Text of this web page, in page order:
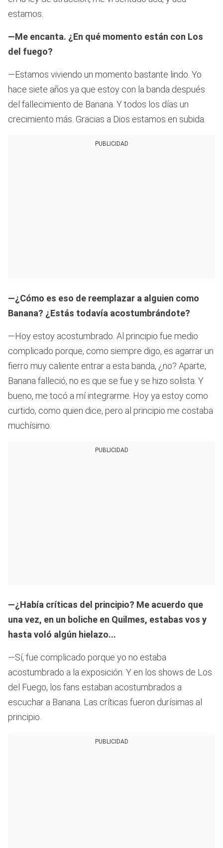
estamos.
—Me encanta. ¿En qué momento están con Los
del fuego?
—Estamos viviendo un momento bastante lindo. Yo
hace siete años ya que estoy con la banda después
del fallecimiento de Banana. Y todos los días un
crecimiento más. Gracias a Dios estamos en subida.
PUBLICIDAD
—¿Cómo es eso de reemplazar a alguien como
Banana? ¿Estás todavía acostumbrándote?
—Hoy estoy acostumbrado. Al principio fue medio
complicado porque, como siempre digo, es agarrar un
fierro muy caliente entrar a esta banda, ¿no? Aparte,
Banana falleció, no es que se fue y se hizo solista. Y
bueno, me tocó a mí integrarme. Hoy ya estoy como
curtido, como quien dice, pero al principio me costaba
muchísimo.
PUBLICIDAD
—¿Había críticas del principio? Me acuerdo que
una vez, en un boliche en Quilmes, estabas vos y
hasta voló algún hielazo...
—Sí, fue complicado porque yo no estaba
acostumbrado a la exposición. Y en los shows de Los
del Fuego, los fans estaban acostumbrados a
escuchar a Banana. Las críticas fueron durísimas al
principio.
PUBLICIDAD